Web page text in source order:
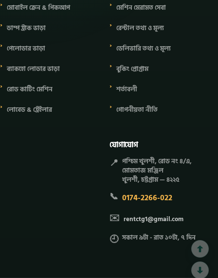
মোবাইল ক্রেন & পিকআপ
ডাম্প ট্রাক ভাড়া
পেলোডার ভাড়া
ব্যাকহো লোডার ভাড়া
রোড কাটিং মেশিন
লোবেড & ট্রেইলার
মেশিন মেরামত সেবা
রেন্টাল তথ্য ও মূল্য
ডেলিভারি তথ্য ও মূল্য
বুকিং প্রোগ্রাম
শর্তাবলী
গোপনীয়তা নীতি
যোগাযোগ
📍 পশ্চিম খুলশী, রোড নং ৪/এ,
মোমতাজ মঞ্জিল
খুলশী, চট্টগ্রাম — ৪২২৫
📞 0174-2266-022
✉️ rentctg1@gmail.com
🕘 সকাল ৯টা - রাত ১০টা, ৭ দিন